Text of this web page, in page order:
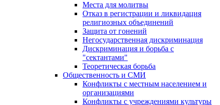
Места для молитвы
Отказ в регистрации и ликвидация
религиозных объединений
Защита от гонений
Негосударственная дискриминация
Дискриминация и борьба с
"сектантами"
Теоретическая борьба
Общественность и СМИ
Конфликты с местным населением и
организациями
Конфликты с учреждениями культуры